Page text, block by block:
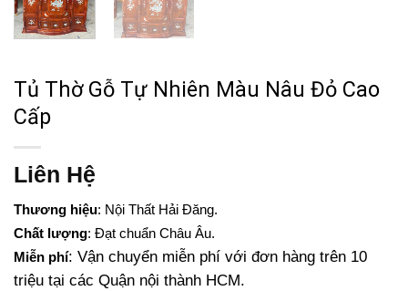
Tủ Thờ Gỗ Tự Nhiên Màu Nâu Đỏ Cao
Cấp
Liên Hệ
Thương hiệu: Nội Thất Hải Đăng.
Chất lượng: Đạt chuẩn Châu Âu.
Miễn phí: Vận chuyển miễn phí với đơn hàng trên 10
triệu tại các Quận nội thành HCM.